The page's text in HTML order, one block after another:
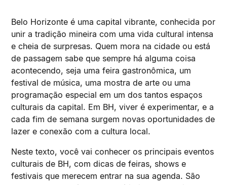
Belo Horizonte é uma capital vibrante, conhecida por
unir a tradição mineira com uma vida cultural intensa
e cheia de surpresas. Quem mora na cidade ou está
de passagem sabe que sempre há alguma coisa
acontecendo, seja uma feira gastronômica, um
festival de música, uma mostra de arte ou uma
programação especial em um dos tantos espaços
culturais da capital. Em BH, viver é experimentar, e a
cada fim de semana surgem novas oportunidades de
lazer e conexão com a cultura local.
Neste texto, você vai conhecer os principais eventos
culturais de BH, com dicas de feiras, shows e
festivais que merecem entrar na sua agenda. São